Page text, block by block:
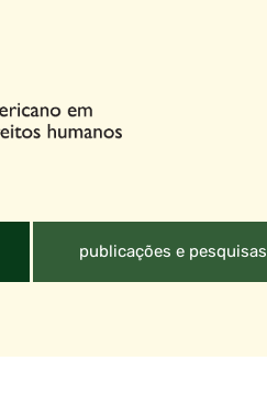
publicações e pesquisas